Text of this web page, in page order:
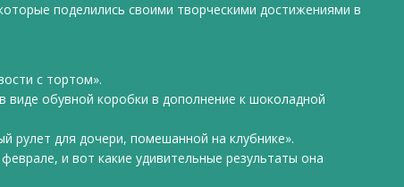
поделились своими творческими достижениями в
с тортом».
виде обувной коробки в дополнение к шоколадной
рулет для дочери, помешанной на клубнике».
и вот какие удивительные результаты она